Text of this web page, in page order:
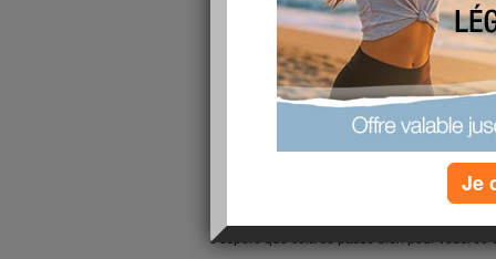
Hé bien, pour mon rhume cela va nettement
quelques grammes, car je n'ai pas beaucoup
vous explique un contrat cae, c'est un contrat
contrat est un contrat aidé par l'Etat. Il sont
établissements scolaires et les municipalités,
a eu grève en martinique en février. Durant
travaillés pour ne pas pénaliser les employés,
personne n'était pas gréviste, n'a jamais
J'espère que cela se passe bien pour vous. Je
Je